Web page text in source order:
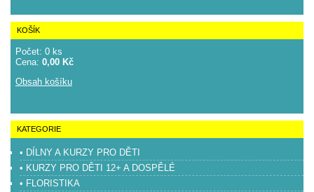
KOŠÍK
Počet: 0 ks
Cena: 0,00 Kč
Obsah košíku
KATEGORIE
• DÍLNY A KURZY PRO DĚTI
• KURZY PRO DĚTI 12+ A DOSPĚLÉ
• FLORISTIKA